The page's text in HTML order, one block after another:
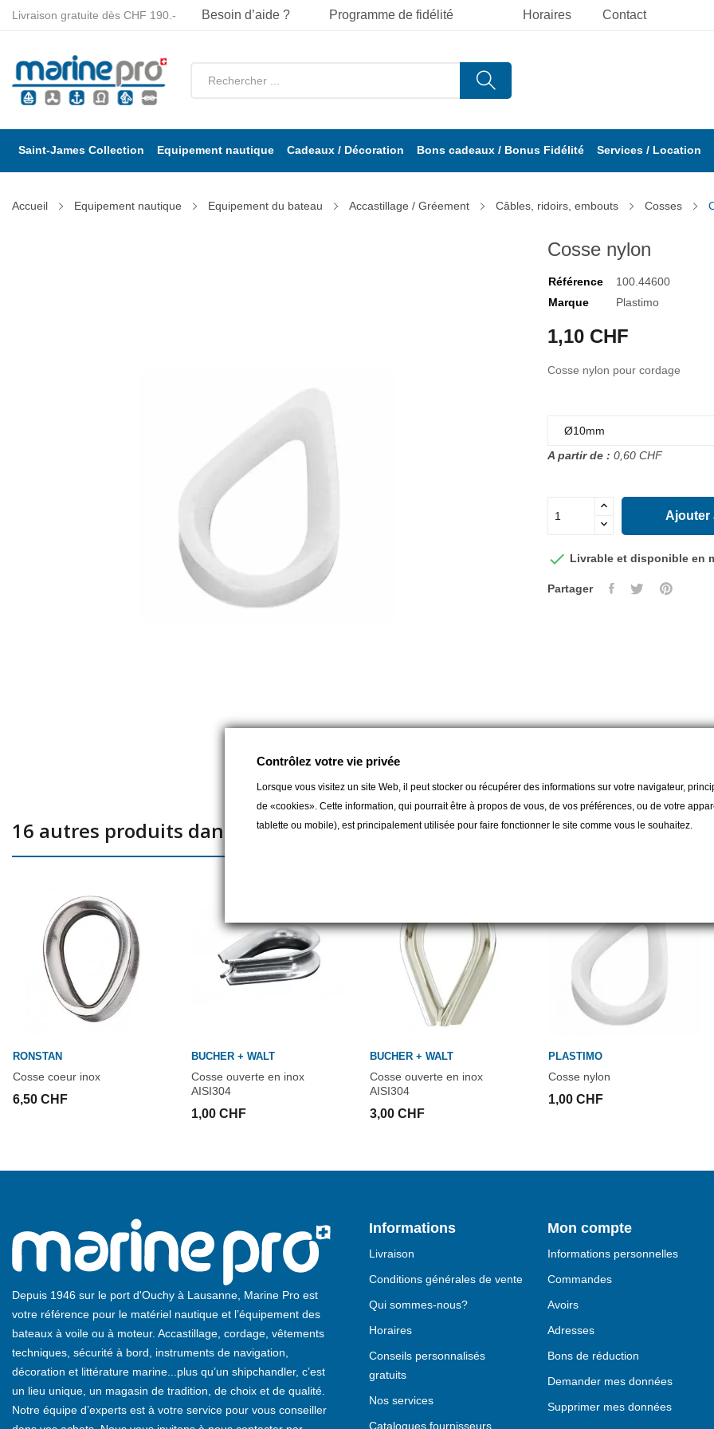
Horaires Contact
Livraison gratuite dès CHF 190.- Besoin d’aide ? Programme de fidélité
Saint-James Collection Equipement nautique Cadeaux / Décoration Bons cadeaux / Bonus Fidélité Services / Location
Accueil Equipement nautique Equipement du bateau Accastillage / Gréement Câbles, ridoirs, embouts Cosses
Cosse nylon
Référence
100.44600
Marque
Plastimo
1,10 CHF
Cosse nylon pour cordage
A partir de : 0,60 CHF
Ajouter
 Livrable et disponible en
Partager
16 autres produits dans la même catégorie :
RONSTAN
Cosse coeur inox
6,50 CHF
BUCHER + WALT
Cosse ouverte en inox
AISI304
1,00 CHF
BUCHER + WALT
Cosse ouverte en inox
AISI304
3,00 CHF
PLASTIMO
Cosse nylon
1,00 CHF
Depuis 1946 sur le port d'Ouchy à Lausanne, Marine Pro est
votre référence pour le matériel nautique et l’équipement des
bateaux à voile ou à moteur. Accastillage, cordage, vêtements
techniques, sécurité à bord, instruments de navigation,
décoration et littérature marine...plus qu’un shipchandler, c’est
un lieu unique, un magasin de tradition, de choix et de qualité.
Notre équipe d’experts est à votre service pour vous conseiller
Informations
Livraison
Conditions générales de vente
Qui sommes-nous?
Horaires
Conseils personnalisés
gratuits
Nos services
Catalogues fournisseurs
Mon compte
Informations personnelles
Commandes
Avoirs
Adresses
Bons de réduction
Demander mes données
Supprimer mes données
Contrôlez votre vie privée
Lorsque vous visitez un site Web, il peut stocker ou récupérer des informations sur votre navigateur,
de «cookies». Cette information, qui pourrait être à propos de vous, de vos préférences, ou de votre
tablette ou mobile), est principalement utilisée pour faire fonctionner le site comme vous le souhaitez.